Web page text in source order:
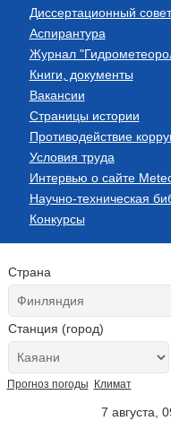
Диссертационный совет
Аспирантура
Журнал
Книги, документы
Вакансии
Страницы истории
Противодействие
Условия труда
Интервью о сайте
Научно-техническая
Конкурсы
Страна
Станция (город)
Прогноз погоды Климат
7 августа,